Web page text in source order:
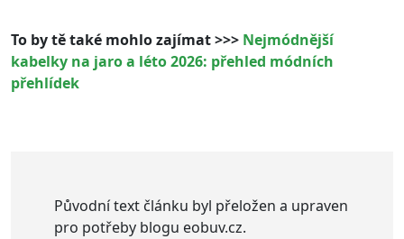
To by tě také mohlo zajímat >>> Nejmódnější
kabelky na jaro a léto 2026: přehled módních
přehlídek
Původní text článku byl přeložen a upraven
pro potřeby blogu eobuv.cz.